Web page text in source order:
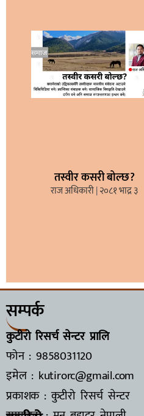
तस्वीर कसरी बोल्छ?
राज अधिकारी २०८१ भाद्र ३
सम्पर्क
कुटीरो रिसर्च सेन्टर प्रालि
फोन : 9858031120
इमेल : kutirorc@gmail.com
प्रकाशक : कुटीरो रिसर्च सेन्टर